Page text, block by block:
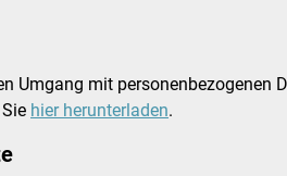
Umgang mit
hier herunterladen.